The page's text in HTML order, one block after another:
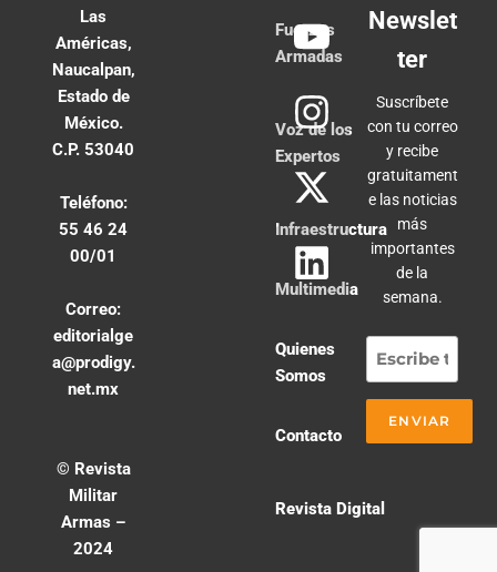
Las
Américas,
Naucalpan,
Estado de
México.
C.P. 53040
Teléfono:
55 46 24
00/01
Correo:
editorialge
a@prodigy.
net.mx
© Revista
Militar
Armas –
2024
Fuerzas
Armadas
Voz de los
Expertos
Infraestructura
Multimedia
Quienes
Somos
Contacto
Revista Digital
Newslet
ter
Suscríbete
con tu correo
y recibe
gratuitament
e las noticias
más
importantes
de la
semana.